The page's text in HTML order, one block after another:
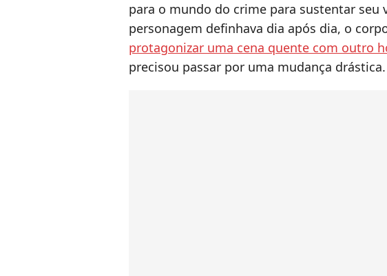
para o mundo do crime para sustentar seu
personagem definhava dia após dia, o
protagonizar uma cena quente com outro
precisou passar por uma mudança drástica.